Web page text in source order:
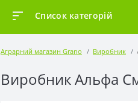
Список категорій
Аграрний магазин Grano Виробник
Виробник Альфа